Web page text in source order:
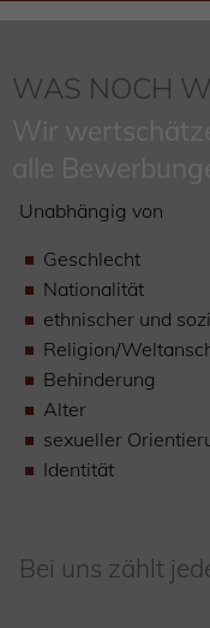
WAS NOCH
Unabhängig von
Geschlecht
Nationalität
ethnischer und
Religion/
Behinderung
Alter
sexueller
Identität
Bei uns zählt